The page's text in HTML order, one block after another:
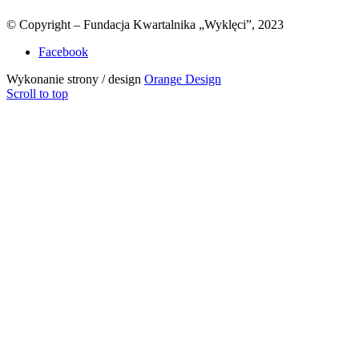
© Copyright – Fundacja Kwartalnika „Wyklęci”, 2023
Facebook
Wykonanie strony / design Orange Design
Scroll to top